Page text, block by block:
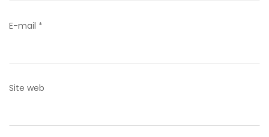
E-mail *
Site web